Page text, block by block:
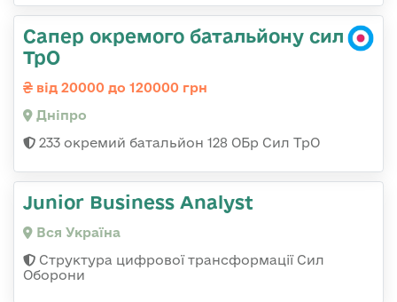
Сапер окремого батальйону сил
ТрО
від 20000 до 120000 грн
Дніпро
233 окремий батальйон 128 ОБр Сил ТрО
Junior Business Analyst
Вся Україна
Структура цифрової трансформації Сил
Оборони